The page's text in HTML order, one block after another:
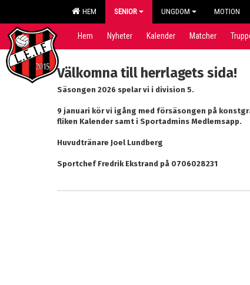
HEM SENIOR UNGDOM MOTION
Hem Nyheter Kalender Matcher
Välkomna till herrlagets sida!
Säsongen 2026 spelar vi i division 5.
9 januari kör vi igång med försäsongen på
fliken Kalender samt i Sportadmins Medlemsapp.
Huvudtränare Joel Lundberg
Sportchef Fredrik Ekstrand på 0706028231